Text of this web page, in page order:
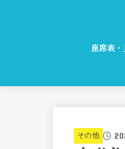
座席表・
その他